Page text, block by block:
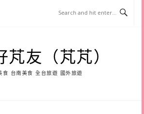
芃友（芃芃）
食 台南美食 全台旅遊 國外旅遊